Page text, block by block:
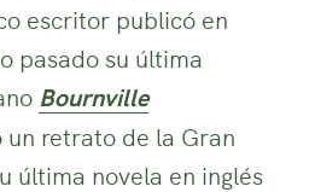
escritor publicó en
pasado su última
Bournville
retrato de la Gran
última novela en inglés